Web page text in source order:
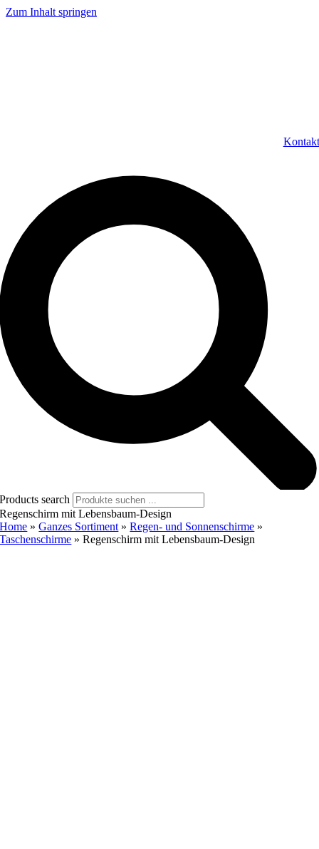
Zum Inhalt springen
Kontakt
Products search
Regenschirm mit Lebensbaum-Design
Home »Ganzes Sortiment »Regen- und Sonnenschirme »
Taschenschirme »Regenschirm mit Lebensbaum-Design